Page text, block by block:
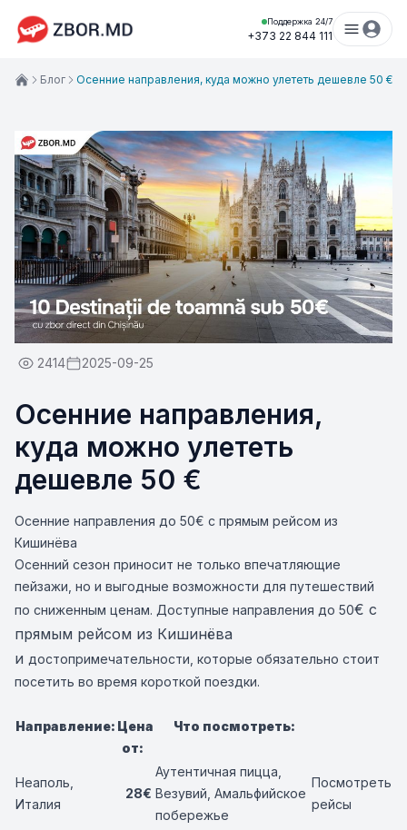
Поддержка 24/7
+373 22 844 111
Блог Осенние направления, куда можно улететь дешевле 50 €
2414 2025-09-25
Осенние направления,
куда можно улететь
дешевле 50 €
Осенние направления до 50€ с прямым рейсом из
Кишинёва
Осенний сезон приносит не только впечатляющие
пейзажи, но и выгодные возможности для путешествий
по сниженным ценам. Доступные направления до 50€ с
прямым рейсом из Кишинёва
и достопримечательности, которые обязательно стоит
посетить во время короткой поездки.
Направление: Цена
от:
Что посмотреть:
Неаполь,
Италия
28€
Аутентичная пицца,
Везувий, Амальфийское
побережье
Посмотреть
рейсы